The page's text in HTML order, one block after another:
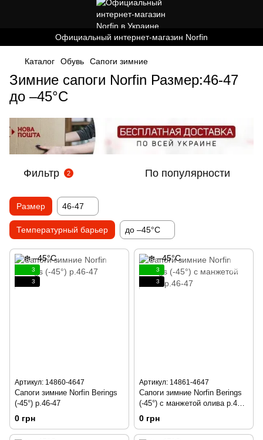
Официальный интернет-магазин Norfin
Каталог Обувь Cапоги зимние
Зимние сапоги Norfin Размер:46-47
до –45°С
Фильтр 2 По популярности
Размер 46-47
Температурный барьер до –45°С
3
3
Артикул: 14860-4647
Сапоги зимние Norfin Berings
(-45°) р.46-47
0 грн
3
3
Артикул: 14861-4647
Сапоги зимние Norfin Berings
(-45°) с манжетой олива р.46-
47
0 грн